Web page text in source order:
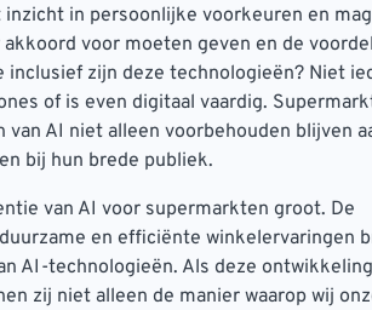
in persoonlijke voorkeuren en
voor moeten geven en de
inclusief zijn deze technologieën? Niet
of is even digitaal vaardig.
AI niet alleen voorbehouden blijven
bij hun brede publiek.
van AI voor supermarkten groot. De
en efficiënte winkelervaringen
AI-technologieën. Als deze
zij niet alleen de manier waarop wij